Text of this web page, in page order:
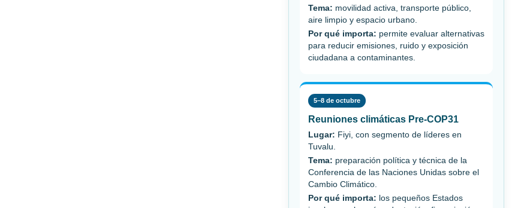
Tema: movilidad activa, transporte público,
aire limpio y espacio urbano.
Por qué importa: permite evaluar alternativas
para reducir emisiones, ruido y exposición
ciudadana a contaminantes.
5–8 de octubre
Reuniones climáticas Pre-COP31
Lugar: Fiyi, con segmento de líderes en
Tuvalu.
Tema: preparación política y técnica de la
Conferencia de las Naciones Unidas sobre el
Cambio Climático.
Por qué importa: los pequeños Estados